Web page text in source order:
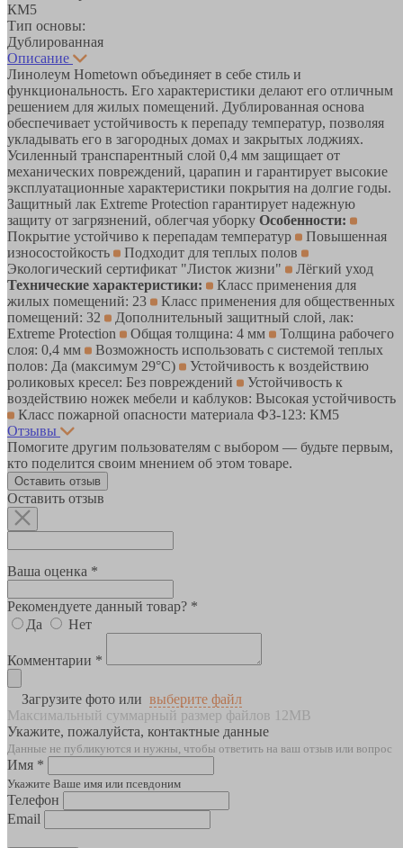
КМ5
Тип основы:
Дублированная
Описание
Линолеум Hometown объединяет в себе стиль и
функциональность. Его характеристики делают его отличным
решением для жилых помещений. Дублированная основа
обеспечивает устойчивость к перепаду температур, позволяя
укладывать его в загородных домах и закрытых лоджиях.
Усиленный транспарентный слой 0,4 мм защищает от
механических повреждений, царапин и гарантирует высокие
эксплуатационные характеристики покрытия на долгие годы.
Защитный лак Extreme Protection гарантирует надежную
защиту от загрязнений, облегчая уборку Особенности:
Покрытие устойчиво к перепадам температур
Повышенная
износостойкость
Подходит для теплых полов
Экологический сертификат "Листок жизни"
Лёгкий уход
Технические характеристики:
Класс применения для
жилых помещений: 23
Класс применения для общественных
помещений: 32
Дополнительный защитный слой, лак:
Extreme Protection
Общая толщина: 4 мм
Толщина рабочего
слоя: 0,4 мм
Возможность использовать с системой теплых
полов: Да (максимум 29°C)
Устойчивость к воздействию
роликовых кресел: Без повреждений
Устойчивость к
воздействию ножек мебели и каблуков: Высокая устойчивость
Класс пожарной опасности материала ФЗ-123: КМ5
Отзывы
Помогите другим пользователям с выбором — будьте первым,
кто поделится своим мнением об этом товаре.
Оставить отзыв
Оставить отзыв
Ваша оценка *
Рекомендуете данный товар? *
Да
Нет
Комментарии *
Загрузите фото или выберите файл
Максимальный суммарный размер файлов 12MB
Укажите, пожалуйста, контактные данные
Данные не публикуются и нужны, чтобы ответить на ваш отзыв или вопрос
Имя *
Укажите Ваше имя или псевдоним
Телефон
Email